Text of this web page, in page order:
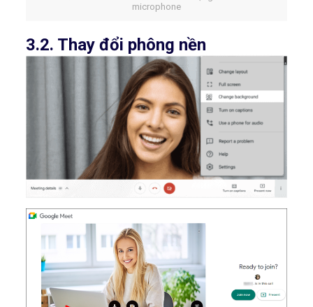
microphone
3.2. Thay đổi phông nền